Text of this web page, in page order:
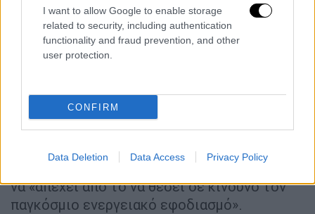
I want to allow Google to enable storage
related to security, including authentication
functionality and fraud prevention, and other
user protection.
CONFIRM
Data Deletion Data Access Privacy Policy
Νωρίτερα το εμιράτο του Κατάρ ανακοίνωσε
πως κάλεσε τον ιρανό επιτετραμμένο και
απαίτησε «εξηγήσεις για την επίθεση αυτή»
εναντίον του πλοίου του.
Η διπλωματία του Κατάρ ανέφερε ακόμη ότι
επέδωσε στον ιρανό διπλωμάτη νότα
διαμαρτυρίας, αξιώνοντας η Τεχεράνη «να
σταματήσει αμέσως κάθε ενέργεια που
υπονομεύει την περιφερειακή ασφάλεια» και
να «απέχει από το να θέσει σε κίνδυνο τον
παγκόσμιο ενεργειακό εφοδιασμό».